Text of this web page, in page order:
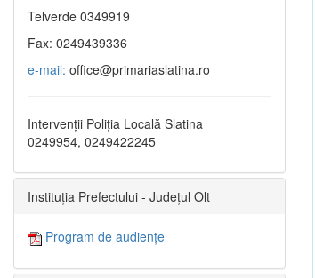
Telverde 0349919
Fax: 0249439336
e-mail: office@primariaslatina.ro
Intervenții Poliția Locală Slatina
0249954, 0249422245
Instituția Prefectului - Județul Olt
Program de audiențe